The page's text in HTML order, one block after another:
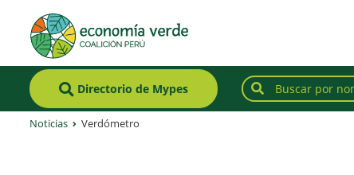
Directorio de Mypes
Noticias Verdómetro